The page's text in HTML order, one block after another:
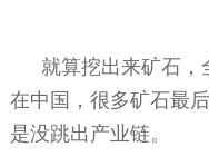
就算挖出来矿石，
在中国，很多矿石最
是没跳出产业链。